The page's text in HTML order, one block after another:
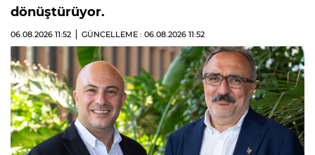
dönüştürüyor.
06.08.2026 11:52 GÜNCELLEME : 06.08.2026 11:52